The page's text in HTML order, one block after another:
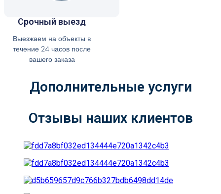
Срочный выезд
Выезжаем на объекты в
течение 24 часов после
вашего заказа
Дополнительные услуги
Отзывы наших клиентов